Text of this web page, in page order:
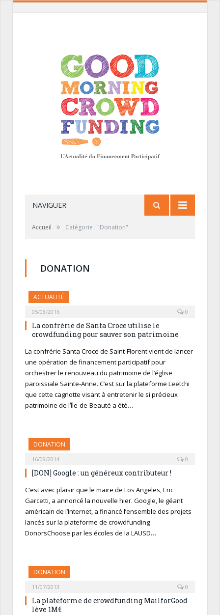
NAVIGUER
Accueil » Catégorie : "Donation"
DONATION
ACTUALITÉ
05/08/2016 0
La confrérie de Santa Croce utilise le
crowdfunding pour sauver son patrimoine
La confrérie Santa Croce de Saint-Florent vient de lancer
une opération de financement participatif pour
orchestrer le renouveau du patrimoine de l’église
paroissiale Sainte-Anne. C’est sur la plateforme Leetchi
que cette cagnotte visant à entretenir le si précieux
patrimoine de l’Île-de-Beauté a été…
DONATION
16/09/2014 0
[DON] Google : un généreux contributeur !
C’est avec plaisir que le maire de Los Angeles, Eric
Garcetti, a annoncé la nouvelle hier. Google, le géant
américain de l’Internet, a financé l’ensemble des projets
lancés sur la plateforme de crowdfunding
DonorsChoose par les écoles de la LAUSD…
DONATION
11/07/2013 0
La plateforme de crowdfunding MailforGood
lève 1M€